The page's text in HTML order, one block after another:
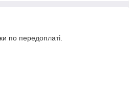
по передоплаті.